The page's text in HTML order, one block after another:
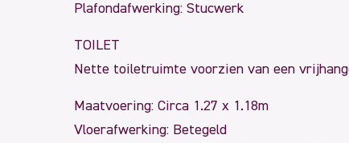
Plafondafwerking: Stucwerk
TOILET
Nette toiletruimte voorzien van een
Maatvoering: Circa 1.27 x 1.18m
Vloerafwerking: Betegeld